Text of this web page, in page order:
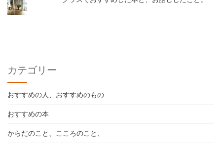
カテゴリー
おすすめの人、おすすめのもの
おすすめの本
からだのこと、こころのこと、